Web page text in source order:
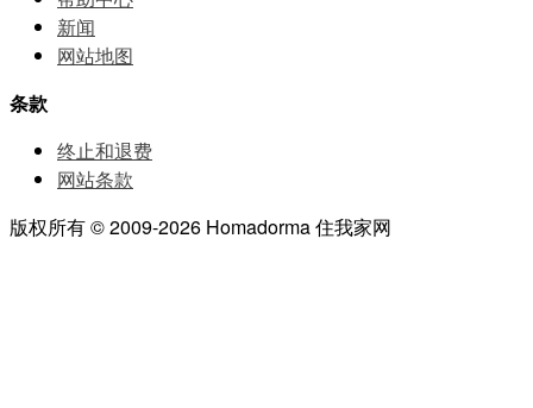
新闻
网站地图
条款
终止和退费
网站条款
版权所有 © 2009-2026 Homadorma 住我家网